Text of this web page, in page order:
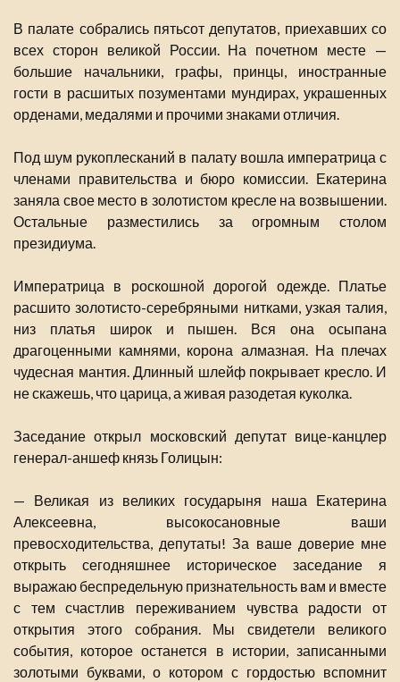
В палате собрались пятьсот депутатов, приехавших со
всех сторон великой России. На почетном месте —
большие начальники, графы, принцы, иностранные
гости в расшитых позументами мундирах, украшенных
орденами, медалями и прочими знаками отличия.
Под шум рукоплесканий в палату вошла императрица с
членами правительства и бюро комиссии. Екатерина
заняла свое место в золотистом кресле на возвышении.
Остальные разместились за огромным столом
президиума.
Императрица в роскошной дорогой одежде. Платье
расшито золотисто-серебряными нитками, узкая талия,
низ платья широк и пышен. Вся она осыпана
драгоценными камнями, корона алмазная. На плечах
чудесная мантия. Длинный шлейф покрывает кресло. И
не скажешь, что царица, а живая разодетая куколка.
Заседание открыл московский депутат вице-канцлер
генерал-аншеф князь Голицын:
— Великая из великих государыня наша Екатерина
Алексеевна, высокосановные ваши
превосходительства, депутаты! За ваше доверие мне
открыть сегодняшнее историческое заседание я
выражаю беспредельную признательность вам и вместе
с тем счастлив переживанием чувства радости от
открытия этого собрания. Мы свидетели великого
события, которое останется в истории, записанными
золотыми буквами, о котором с гордостью вспомнит